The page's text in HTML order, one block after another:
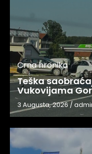
Crna hronika
Teška
Vukovijama
3 Augusta, 2026/